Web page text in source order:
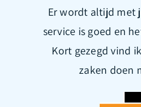
Er wordt altijd met
service is goed en
Kort gezegd vind
zaken doen